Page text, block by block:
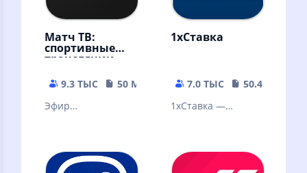
Матч ТВ:
спортивные
трансляции
9.3 ТЫС
50 MB
Эфир
бесплатно,
телепрограмма,
1xСтавка
7.0 ТЫС
50.48 MB
1xСтавка —
приложение на
территории РФ.